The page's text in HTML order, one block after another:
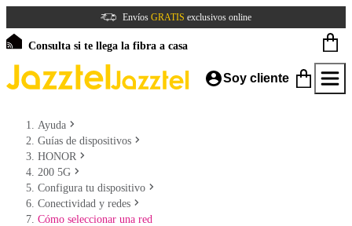
Envíos GRATIS exclusivos online
Consulta si te llega la fibra a casa
Soy cliente
Ayuda
Guías de dispositivos
HONOR
200 5G
Configura tu dispositivo
Conectividad y redes
Cómo seleccionar una red